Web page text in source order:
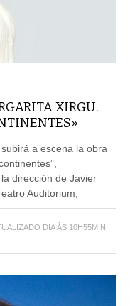
XIRGU.
a escena la obra
dirección de Javier
Auditorium,
DIA ÀS 10H55MIN